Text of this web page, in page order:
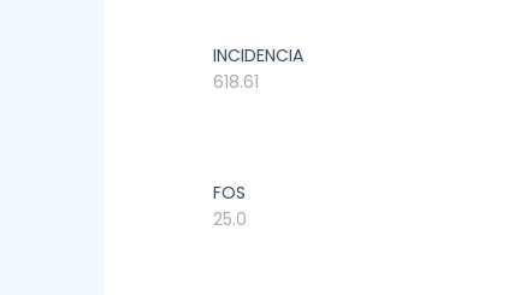
INCIDENCIA
618.61
FOS
25.0